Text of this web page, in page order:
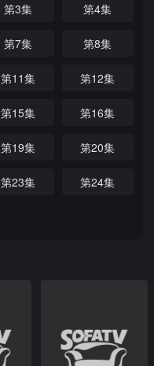
第3集 第4集
第7集 第8集
第11集 第12集
第15集 第16集
第19集 第20集
第23集 第24集